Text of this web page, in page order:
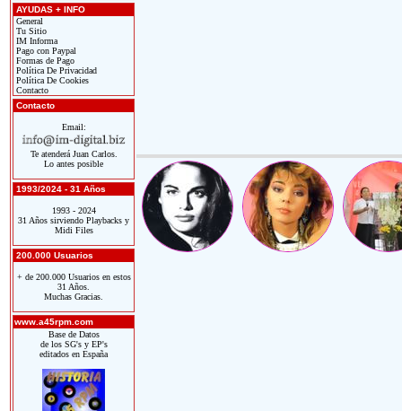
AYUDAS + INFO
General
Tu Sitio
IM Informa
Pago con Paypal
Formas de Pago
Política De Privacidad
Política De Cookies
Contacto
Contacto
Email:
Te atenderá Juan Carlos.
Lo antes posible
1993/2024 - 31 Años
1993 - 2024
31 Años sirviendo Playbacks y
Midi Files
200.000 Usuarios
+ de 200.000 Usuarios en estos
31 Años.
Muchas Gracias.
www.a45rpm.com
Base de Datos
de los SG's y EP's
editados en España